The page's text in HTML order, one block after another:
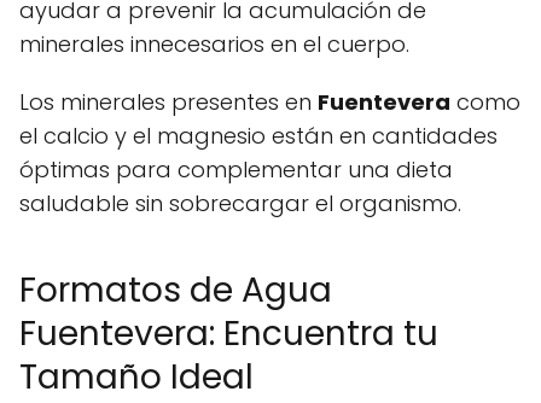
ayudar a prevenir la acumulación de
minerales innecesarios en el cuerpo.
Los minerales presentes en Fuentevera como
el calcio y el magnesio están en cantidades
óptimas para complementar una dieta
saludable sin sobrecargar el organismo.
Formatos de Agua
Fuentevera: Encuentra tu
Tamaño Ideal